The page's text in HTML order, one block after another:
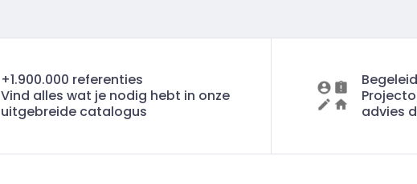
+1.900.000 referenties
Vind alles wat je nodig hebt in onze
uitgebreide catalogus
advies